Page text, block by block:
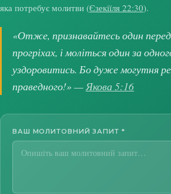
яка потребує молитви (Єзекіїля 22:30).
«Отже, признавайтесь один перед
прогріхах, і моліться один за
уздоровитись. Бо дуже могутня
праведного!» —Якова 5:16
ВАШ МОЛИТОВНИЙ ЗАПИТ *